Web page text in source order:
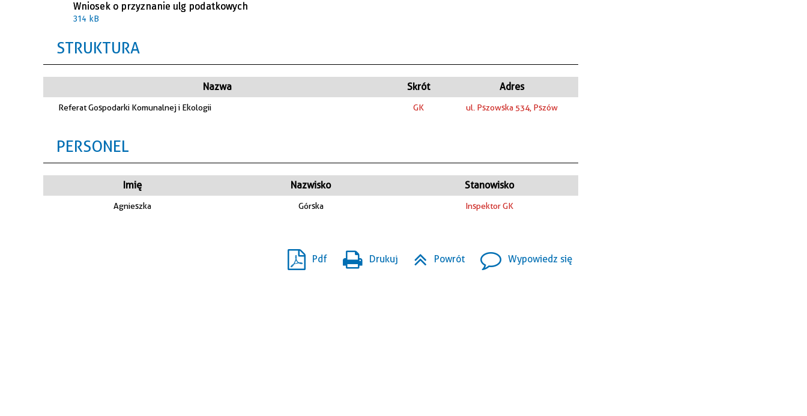
Wniosek o przyznanie ulg podatkowych
314 kB
STRUKTURA
Nazwa Skrót Adres
Referat Gospodarki Komunalnej i Ekologii GK ul. Pszowska 534, Pszów
PERSONEL
Imię Nazwisko Stanowisko
Agnieszka Górska Inspektor GK
Pdf Drukuj Powrót Wypowiedz się